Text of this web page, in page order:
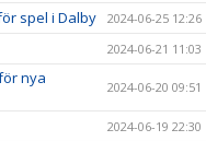
spel i Dalby 2024-06-25 12:26
2024-06-21 11:03
nya
2024-06-20 09:51
2024-06-19 22:30